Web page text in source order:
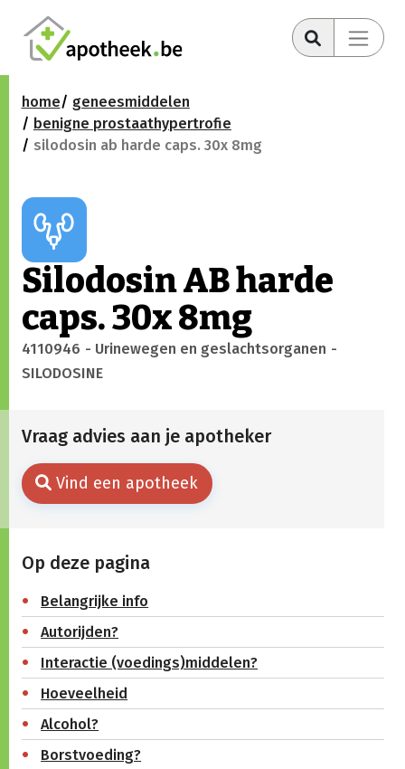
home
geneesmiddelen
benigne prostaathypertrofie
silodosin ab harde caps. 30x 8mg
Silodosin AB harde
caps. 30x 8mg
4110946 - Urinewegen en geslachtsorganen -
SILODOSINE
Vraag advies aan je apotheker
Vind een apotheek
Op deze pagina
Belangrijke info
Autorijden?
Interactie (voedings)middelen?
Hoeveelheid
Alcohol?
Borstvoeding?